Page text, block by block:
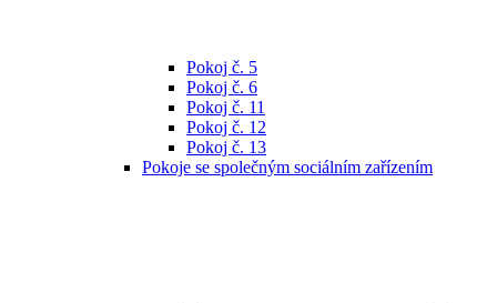
Pokoj č. 5
Pokoj č. 6
Pokoj č. 11
Pokoj č. 12
Pokoj č. 13
Pokoje se společným sociálním zařízením